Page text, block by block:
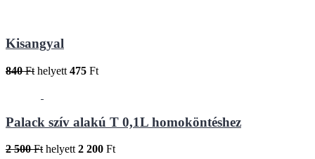
Kisangyal
840 Ft helyett 475 Ft
Palack szív alakú T 0,1L homoköntéshez
2 500 Fthelyett2 200 Ft